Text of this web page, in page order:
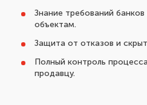
Знание требований
объектам.
Защита от отказов и
Полный контроль
продавцу.